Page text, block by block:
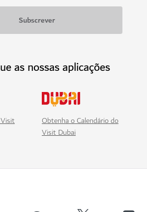
as nossas aplicações
Obtenha o Calendário do
Visit Dubai